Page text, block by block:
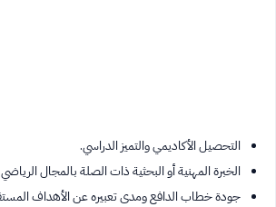
التحصيل الأكاديمي والتميز الدراسي.
الخبرة المهنية أو البحثية ذات الصلة بالمجال
جودة خطاب الدافع ومدى تعبيره عن الأهداف